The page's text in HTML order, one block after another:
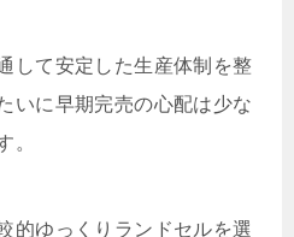
して安定した生産体制を整
いに早期完売の心配は少な
。
的ゆっくりランドセルを選